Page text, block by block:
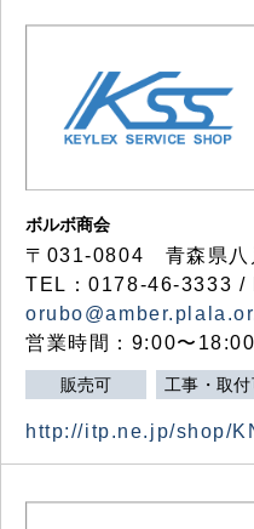
ボルボ商会
〒031-0804 青森県八
TEL：0178-46-3333 /
営業時間：9:00〜
販売可 工事・取
http://itp.ne.jp/shop/